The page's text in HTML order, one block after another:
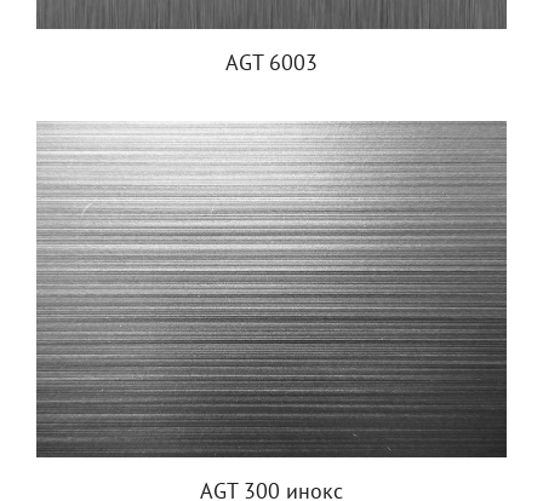
AGT 6003
AGT 300 инокс